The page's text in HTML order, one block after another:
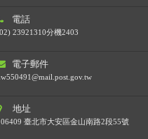
電話
23921310分機2403
電子郵件
地址
臺北市大安區金山南路2段55號